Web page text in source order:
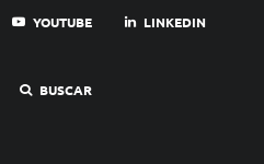
YOUTUBE LINKEDIN
BUSCAR